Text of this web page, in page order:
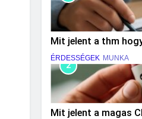
Mit jelent a thm
ÉRDESSÉGEK MUNKA
2
Mit jelent a magas